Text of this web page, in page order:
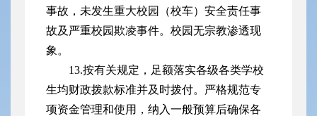
事故，未发生重大校园（校车）安全责任事
故及严重校园欺凌事件。校园无宗教渗透现
象。
13.按有关规定，足额落实各级各类学校
生均财政拨款标准并及时拨付。严格规范专
项资金管理和使用，纳入一般预算后确保各